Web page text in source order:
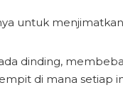
untuk
dinding,
di mana setiap